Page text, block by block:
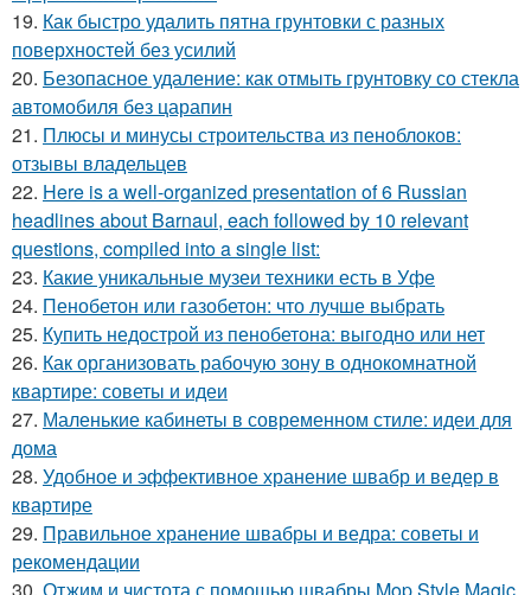
19. Как быстро удалить пятна грунтовки с разных
поверхностей без усилий
20. Безопасное удаление: как отмыть грунтовку со стекла
автомобиля без царапин
21. Плюсы и минусы строительства из пеноблоков:
отзывы владельцев
22. Here is a well-organized presentation of 6 Russian
headlines about Barnaul, each followed by 10 relevant
questions, compiled into a single list:
23. Какие уникальные музеи техники есть в Уфе
24. Пенобетон или газобетон: что лучше выбрать
25. Купить недострой из пенобетона: выгодно или нет
26. Как организовать рабочую зону в однокомнатной
квартире: советы и идеи
27. Маленькие кабинеты в современном стиле: идеи для
дома
28. Удобное и эффективное хранение швабр и ведер в
квартире
29. Правильное хранение швабры и ведра: советы и
рекомендации